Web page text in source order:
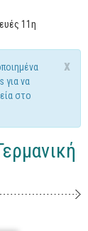
11η
x
για να
στο